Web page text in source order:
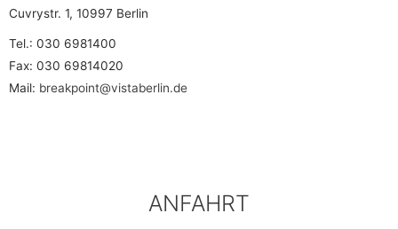
Cuvrystr. 1, 10997 Berlin
Tel.: 030 6981400
Fax: 030 69814020
Mail: breakpoint@vistaberlin.de
ANFAHRT